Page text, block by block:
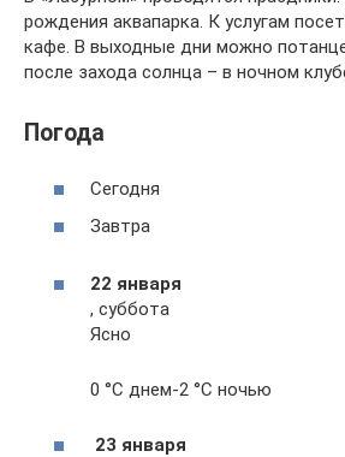
рождения аквапарка. К услугам
кафе. В выходные дни можно
после захода солнца – в ночном
Погода
Сегодня
Завтра
22 января
, суббота
Ясно
0 °С днем-2 °С ночью
23 января